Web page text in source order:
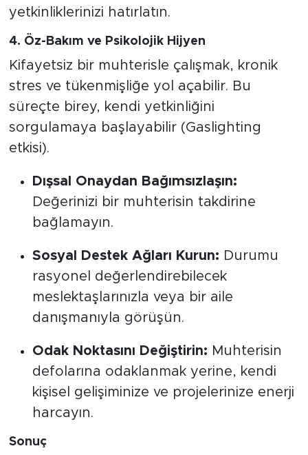
yetkinliklerinizi hatırlatın.
4. Öz-Bakım ve Psikolojik Hijyen
Kifayetsiz bir muhterisle çalışmak, kronik
stres ve tükenmişliğe yol açabilir. Bu
süreçte birey, kendi yetkinliğini
sorgulamaya başlayabilir (Gaslighting
etkisi).
Dışsal Onaydan Bağımsızlaşın:
Değerinizi bir muhterisin takdirine
bağlamayın.
Sosyal Destek Ağları Kurun: Durumu
rasyonel değerlendirebilecek
meslektaşlarınızla veya bir aile
danışmanıyla görüşün.
Odak Noktasını Değiştirin: Muhterisin
defolarına odaklanmak yerine, kendi
kişisel gelişiminize ve projelerinize enerji
harcayın.
Sonuç